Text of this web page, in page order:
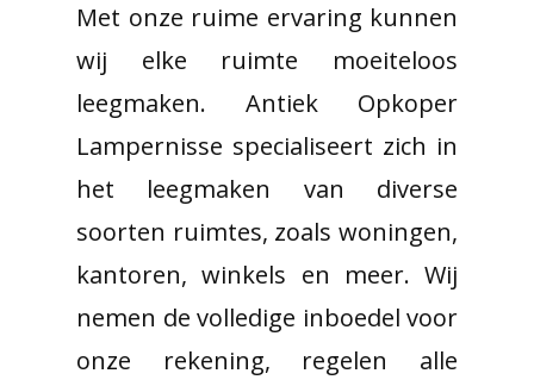
Met onze ruime ervaring kunnen
wij elke ruimte moeiteloos
leegmaken. Antiek Opkoper
Lampernisse specialiseert zich in
het leegmaken van diverse
soorten ruimtes, zoals woningen,
kantoren, winkels en meer. Wij
nemen de volledige inboedel voor
onze rekening, regelen alle